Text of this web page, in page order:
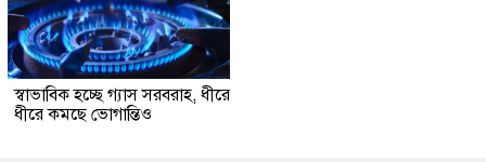
স্বাভাবিক হচ্ছে গ্যাস সরবরাহ, ধীরে
ধীরে কমছে ভোগান্তিও